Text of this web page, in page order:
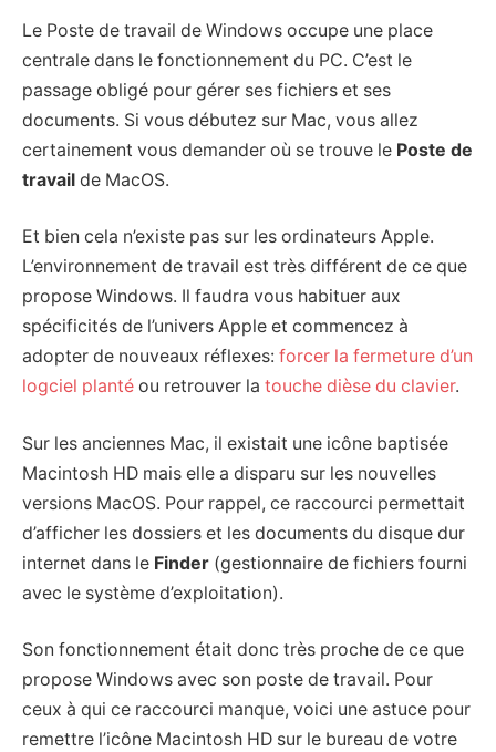
Le Poste de travail de Windows occupe une place
centrale dans le fonctionnement du PC. C’est le
passage obligé pour gérer ses fichiers et ses
documents. Si vous débutez sur Mac, vous allez
certainement vous demander où se trouve le Poste de
travail de MacOS.
Et bien cela n’existe pas sur les ordinateurs Apple.
L’environnement de travail est très différent de ce que
propose Windows. Il faudra vous habituer aux
spécificités de l’univers Apple et commencez à
adopter de nouveaux réflexes: forcer la fermeture d’un
logciel planté ou retrouver la touche dièse du clavier.
Sur les anciennes Mac, il existait une icône baptisée
Macintosh HD mais elle a disparu sur les nouvelles
versions MacOS. Pour rappel, ce raccourci permettait
d’afficher les dossiers et les documents du disque dur
internet dans le Finder (gestionnaire de fichiers fourni
avec le système d’exploitation).
Son fonctionnement était donc très proche de ce que
propose Windows avec son poste de travail. Pour
ceux à qui ce raccourci manque, voici une astuce pour
remettre l’icône Macintosh HD sur le bureau de votre